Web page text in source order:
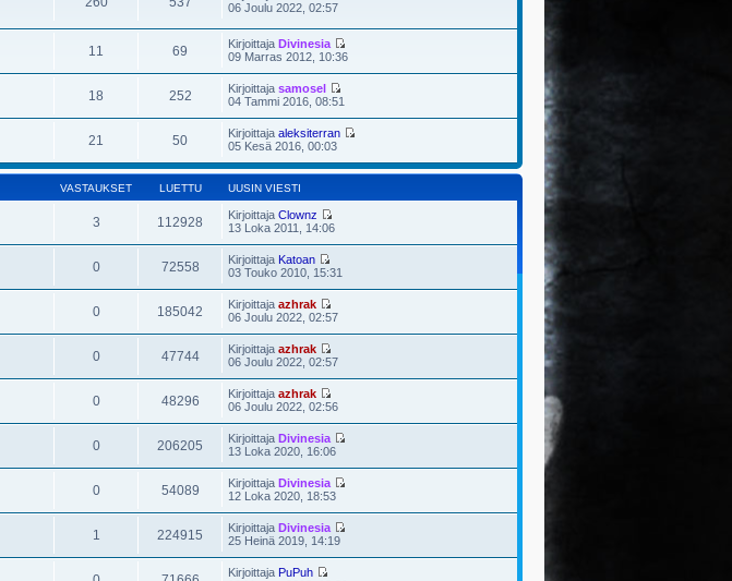
06 Joulu 2022, 02:57
11 69 Kirjoittaja Divinesia
09 Marras 2012, 10:36
18 252 Kirjoittaja samosel
04 Tammi 2016, 08:51
21 50 Kirjoittaja aleksiterran
05 Kesä 2016, 00:03
VASTAUKSET LUETTU UUSIN VIESTI
3 112928 Kirjoittaja Clownz
13 Loka 2011, 14:06
0 72558 Kirjoittaja Katoan
03 Touko 2010, 15:31
0 185042 Kirjoittaja azhrak
06 Joulu 2022, 02:57
0 47744 Kirjoittaja azhrak
06 Joulu 2022, 02:57
0 48296 Kirjoittaja azhrak
06 Joulu 2022, 02:56
0 206205 Kirjoittaja Divinesia
13 Loka 2020, 16:06
0 54089 Kirjoittaja Divinesia
12 Loka 2020, 18:53
1 224915 Kirjoittaja Divinesia
25 Heinä 2019, 14:19
Kirjoittaja PuPuh